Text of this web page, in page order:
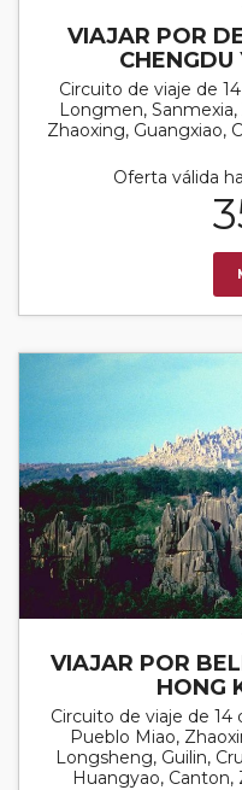
VIAJAR POR
CHENGDU
Circuito de viaje de
Longmen,
Zhaoxing, Guangxiao,
Oferta válida
VIAJAR POR
HONG
Circuito de viaje de 14
Pueblo Miao,
Longsheng, Guilin,
Huangyao,